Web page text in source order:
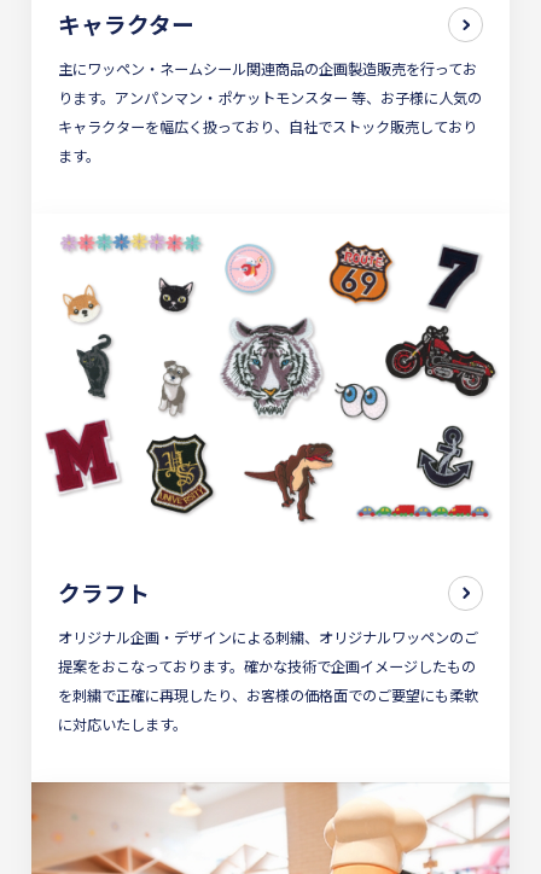
キャラクター
主にワッペン・ネームシール関連商品の企画製造販売を行ってお
ります。アンパンマン・ポケットモンスター 等、お子様に人気の
キャラクターを幅広く扱っており、自社でストック販売しており
ます。
クラフト
オリジナル企画・デザインによる刺繍、オリジナルワッペンのご
提案をおこなっております。確かな技術で企画イメージしたもの
を刺繍で正確に再現したり、お客様の価格面でのご要望にも柔軟
に対応いたします。